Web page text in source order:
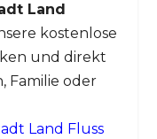
Land
kostenlose
und direkt
Familie oder
Land Fluss